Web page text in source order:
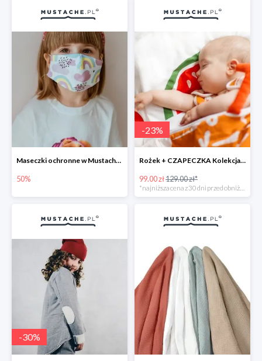
Maseczki ochronne w Mustache.pl do -50%
50%
-23%
Rożek + CZAPECZKA Kolekcja ARBUZ -23%
99.00 zł129.00 zł*
-30%